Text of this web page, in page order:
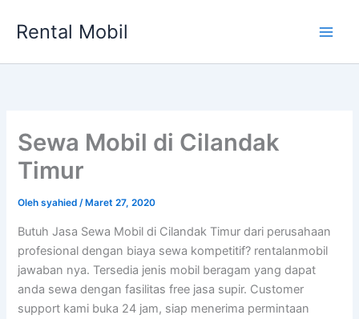
Rental Mobil
Sewa Mobil di Cilandak
Timur
Olehsyahied/ Maret 27, 2020
Butuh Jasa Sewa Mobil di Cilandak Timur dari perusahaan
profesional dengan biaya sewa kompetitif? rentalanmobil
jawaban nya. Tersedia jenis mobil beragam yang dapat
anda sewa dengan fasilitas free jasa supir. Customer
support kami buka 24 jam, siap menerima permintaan